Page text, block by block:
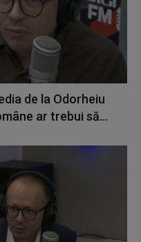
de la Odorheiu
ar trebui să...